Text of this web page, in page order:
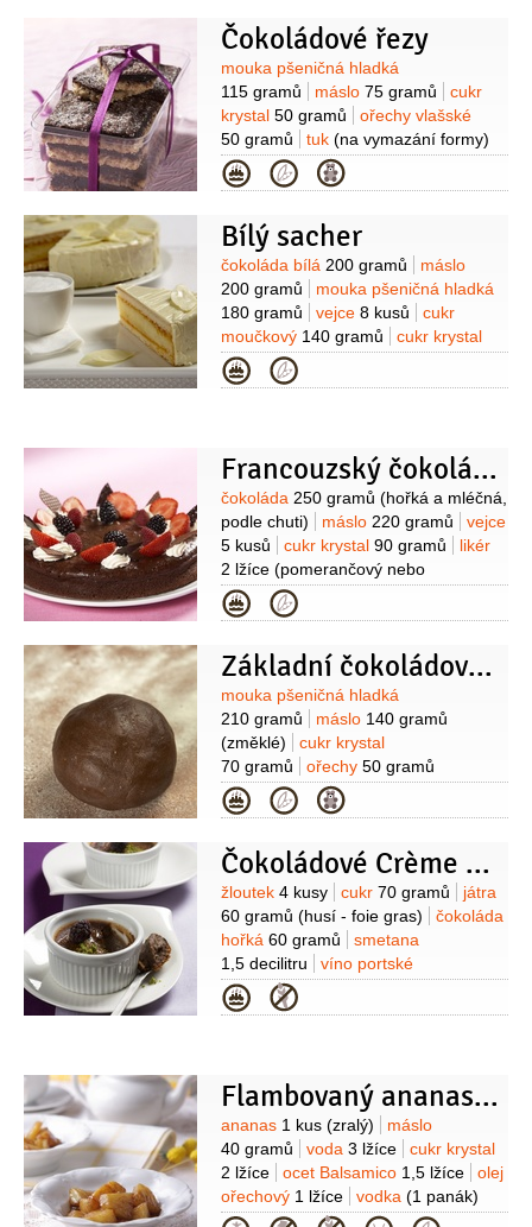
krystal80 gramů mandle50 gramů
(drcené, loupané)
máslo
30 gramů
vejce 1 kus
Na polevu:
cukr
80 gramů med 1 lžíce
voda
1 lžička
Čokoládové řezy
Suroviny
mouka pšeničná hladká
115 gramů
máslo 75 gramů
cukr
krystal 50 gramů
ořechy vlašské
50 gramů
tuk (na vymazání formy)
Na náplň:
cukr krystal
115 gramů
vejce2 kusy
máslo
3/4 gramu
vanilková esence
1 lžička
sůl1 špetka
Kategorie
Bílý sacher
Suroviny
čokoláda bílá 200 gramů
máslo
200 gramů
mouka pšeničná hladká
180 gramů
vejce 8 kusů
cukr
moučkový 140 gramů
cukr krystal
140 gramů
vymazání formy)
mouka pšeničná
meruňková
150 gramů
čokoládová
poleva bílá150 gramů
pálenka
1 lžíce (meruňková)
čokoláda bílá
(trochu rozehřáté a lístečky)
Kategorie
Francouzský čokoládový dort
Suroviny
čokoláda 250 gramů (hořká a mléčná,
podle chuti)
máslo 220 gramů
vejce
5 kusů
cukr krystal 90 gramů
likér
2 lžíce (pomerančový nebo
kávový)
mouka pšeničná hladká
1 lžíce
tuk(na vymazání
vysypání formy)
ovoce drobné(na
ozdobení)
Kategorie
Základní čokoládové těsto
Suroviny
mouka pšeničná hladká
210 gramů
máslo 140 gramů
(změklé)
cukr krystal
70 gramů
ořechy 50 gramů
(mleté)
čokoláda hořká
20 gramů
kakao20 gramů (kvalitní,
1 balíček
pomerančová kůra1 lžička
(nastrouhaná)
Kategorie
Čokoládové Crème Brûlée I
Suroviny
žloutek 4 kusy cukr 70 gramů
játra
60 gramů (husí - foie gras)
čokoláda
hořká 60 gramů
smetana
1,5 decilitru
víno portské
1 lžíce
brandy
1 špetka (mletý) sůl1 špetka
Kategorie
Flambovaný ananas s balzamikovým octem
Suroviny
ananas 1 kus (zralý)
máslo
40 gramů
voda 3 lžíce
cukr krystal
2 lžíce
ocet Balsamico 1,5 lžíce
olej
ořechový 1 lžíce vodka (1 panák)